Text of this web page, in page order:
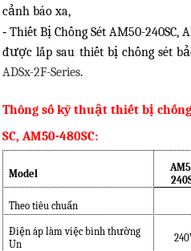
cảnh báo xa,
- Thiết Bị Chống Sét AM50-240SC,
được lắp sau thiết bị chống sét
ADSx-2F-Series.
Thông số kỹ thuật thiết bị chống
SC, AM50-480SC:
Model
Theo tiêu chuẩn
Điện áp làm việc bình thường
Un